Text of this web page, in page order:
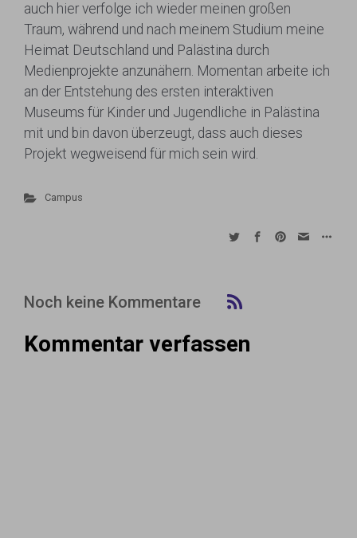
auch hier verfolge ich wieder meinen großen
Traum, während und nach meinem Studium meine
Heimat Deutschland und Palästina durch
Medienprojekte anzunähern. Momentan arbeite ich
an der Entstehung des ersten interaktiven
Museums für Kinder und Jugendliche in Palästina
mit und bin davon überzeugt, dass auch dieses
Projekt wegweisend für mich sein wird.
Campus
Noch keine Kommentare
Kommentar verfassen